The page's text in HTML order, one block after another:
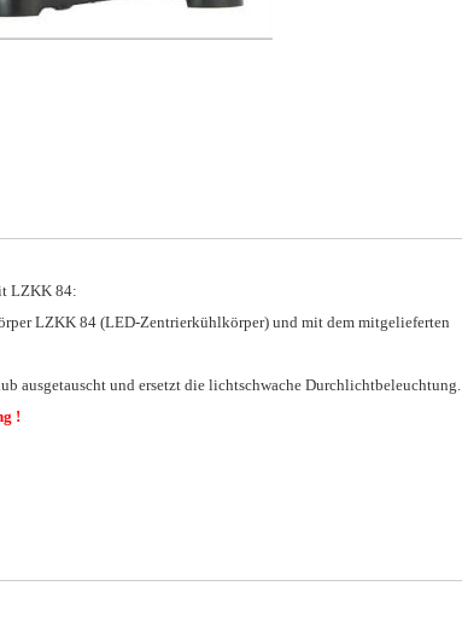
LZKK 84:
LZKK 84 (LED-Zentrierkühlkörper) und mit dem mitgelieferten
ausgetauscht und ersetzt die lichtschwache Durchlichtbeleuchtung.
!